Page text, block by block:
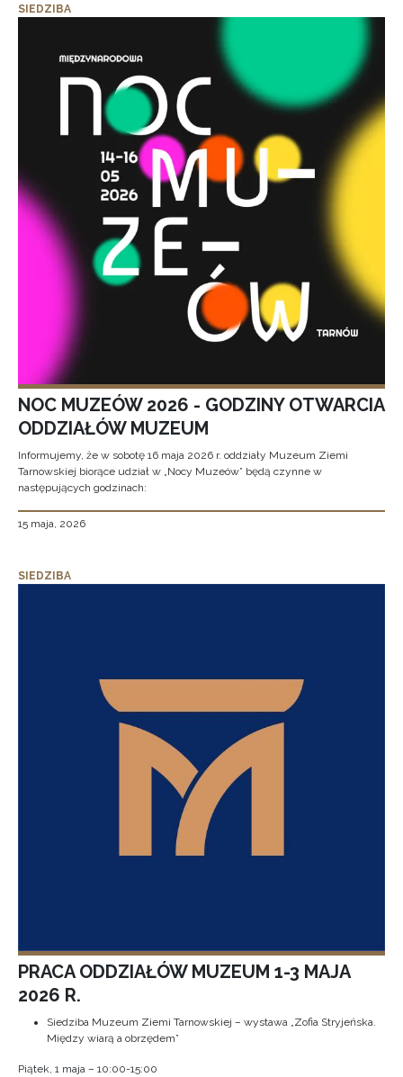
SIEDZIBA
NOC MUZEÓW 2026 - GODZINY OTWARCIA
ODDZIAŁÓW MUZEUM
Informujemy, że w sobotę 16 maja 2026 r. oddziały Muzeum Ziemi
Tarnowskiej biorące udział w „Nocy Muzeów” będą czynne w
następujących godzinach:
15 maja, 2026
SIEDZIBA
PRACA ODDZIAŁÓW MUZEUM 1-3 MAJA
2026 R.
Siedziba Muzeum Ziemi Tarnowskiej – wystawa „Zofia Stryjeńska.
Między wiarą a obrzędem”
Piątek, 1 maja – 10:00-15:00